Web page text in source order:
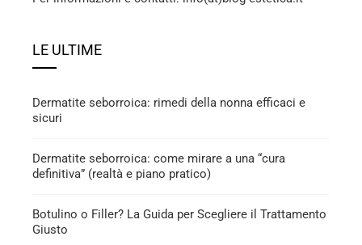
LE ULTIME
Dermatite seborroica: rimedi della nonna efficaci e
sicuri
Dermatite seborroica: come mirare a una “cura
definitiva” (realtà e piano pratico)
Botulino o Filler? La Guida per Scegliere il Trattamento
Giusto